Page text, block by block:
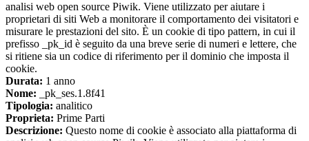
analisi web open source Piwik. Viene utilizzato per aiutare i
proprietari di siti Web a monitorare il comportamento dei visitatori e
misurare le prestazioni del sito. È un cookie di tipo pattern, in cui il
prefisso _pk_id è seguito da una breve serie di numeri e lettere, che
si ritiene sia un codice di riferimento per il dominio che imposta il
cookie.
Durata: 1 anno
Nome: _pk_ses.1.8f41
Tipologia: analitico
Proprieta: Prime Parti
Descrizione: Questo nome di cookie è associato alla piattaforma di